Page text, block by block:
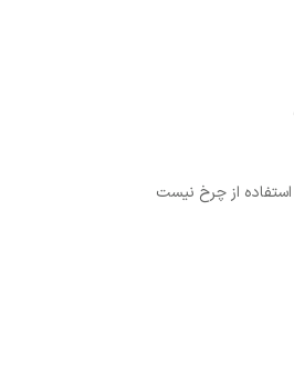
از چرخ نیست